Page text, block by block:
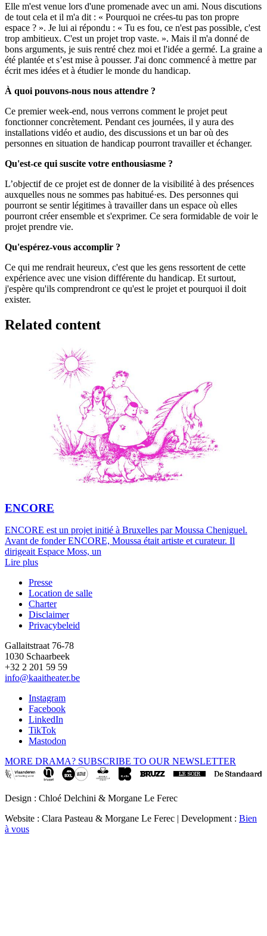
Elle m'est venue lors d'une promenade avec un ami. Nous discutions
de tout cela et il m'a dit : « Pourquoi ne crées-tu pas ton propre
espace ? ». Je lui ai répondu : « Tu es fou, ce n'est pas possible, c'est
trop ambitieux. C'est un projet trop vaste. ». Mais il m'a donné de
bons arguments, je suis rentré chez moi et l'idée a germé. La graine a
été plantée et s’est mise à pousser. J'ai donc commencé à mettre par
écrit mes idées et à étudier le monde du handicap.
À quoi pouvons-nous nous attendre ?
Ce premier week-end, nous verrons comment le projet peut
fonctionner concrètement. Pendant ces journées, il y aura des
installations vidéo et audio, des discussions et un bar où des
personnes en situation de handicap pourront travailler et échanger.
Qu'est-ce qui suscite votre enthousiasme ?
L’objectif de ce projet est de donner de la visibilité à des présences
auxquelles nous ne sommes pas habitué·es. Des personnes qui
pourront se sentir légitimes à travailler dans un espace où elles
pourront créer ensemble et s'exprimer. Ce sera formidable de voir le
projet prendre vie.
Qu'espérez-vous accomplir ?
Ce qui me rendrait heureux, c'est que les gens ressortent de cette
expérience avec une vision différente du handicap. Et surtout,
j'espère qu'ils comprendront ce qu'est le projet et pourquoi il doit
exister.
Related content
ENCORE
ENCORE est un projet initié à Bruxelles par Moussa Cheniguel.
Avant de fonder ENCORE, Moussa était artiste et curateur. Il
dirigeait Espace Moss, un
Lire plus
Footer
Presse
Location de salle
Charter
Disclaimer
Privacybeleid
Gallaitstraat 76-78
1030 Schaarbeek
+32 2 201 59 59
info@kaaitheater.be
Instagram
Facebook
LinkedIn
TikTok
Mastodon
MORE DRAMA? SUBSCRIBE TO OUR NEWSLETTER
Design : Chloé Delchini & Morgane Le Ferec
Website : Clara Pasteau & Morgane Le Ferec | Development : Bien
à vous